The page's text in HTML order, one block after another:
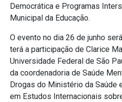
Democrática e Programas
Municipal da Educação.
O evento no dia 26 de junho
terá a participação de Clarice
Universidade Federal de São
da coordenadoria de Saúde
Drogas do Ministério da Saúde
em Estudos Internacionais